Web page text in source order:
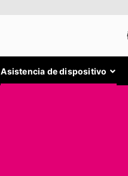
Asistencia de dispositivo